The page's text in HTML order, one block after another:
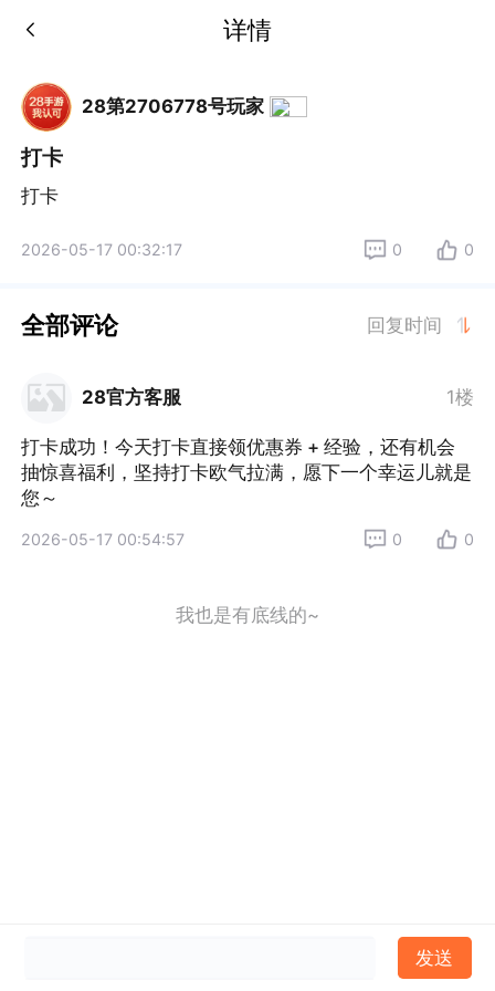
详情
28第2706778号玩家
打卡
打卡
2026-05-17 00:32:17 0 0
全部评论 回复时间
28官方客服 1楼
打卡成功！今天打卡直接领优惠券 + 经验，还有机会
抽惊喜福利，坚持打卡欧气拉满，愿下一个幸运儿就是
您～
2026-05-17 00:54:57 0 0
我也是有底线的~
发送